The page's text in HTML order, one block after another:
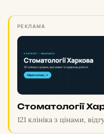
РЕКЛАМА
Стоматології
121 клініка з цінами,